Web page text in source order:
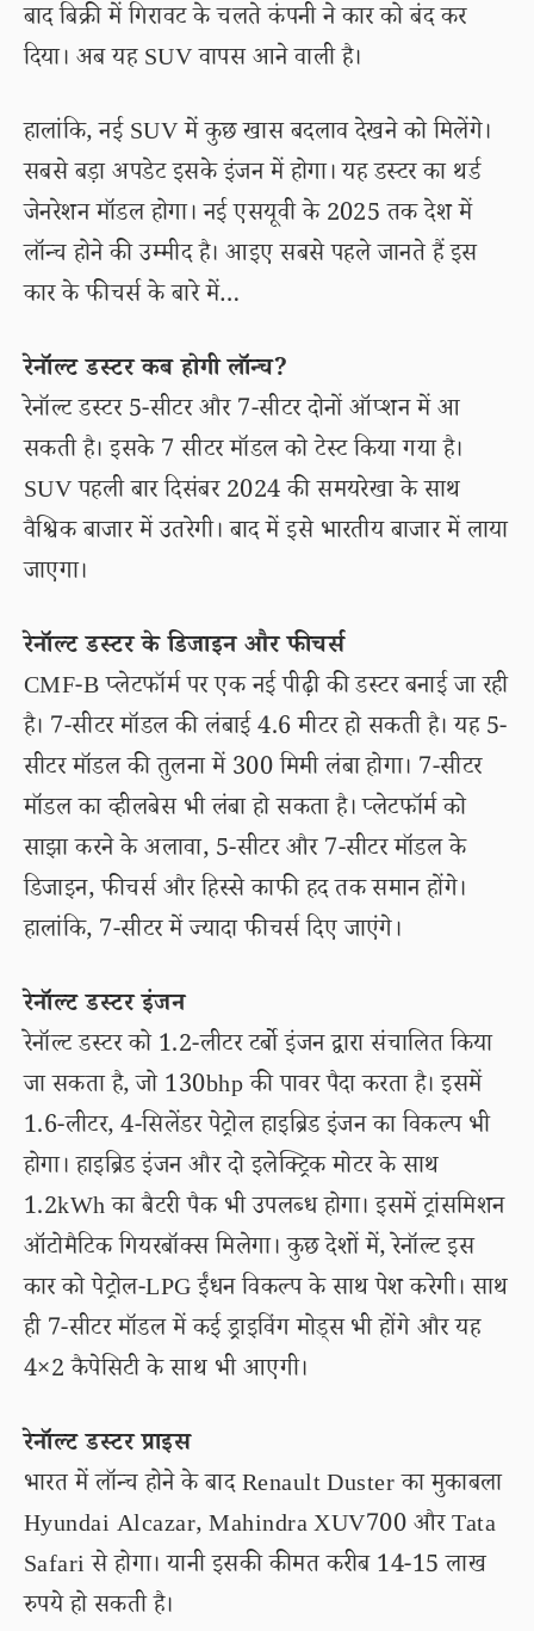
बाद बिक्री में गिरावट के चलते कंपनी ने कार को बंद कर
दिया। अब यह SUV वापस आने वाली है।
हालांकि, नई SUV में कुछ खास बदलाव देखने को मिलेंगे।
सबसे बड़ा अपडेट इसके इंजन में होगा। यह डस्टर का थर्ड
जेनरेशन मॉडल होगा। नई एसयूवी के 2025 तक देश में
लॉन्च होने की उम्मीद है। आइए सबसे पहले जानते हैं इस
कार के फीचर्स के बारे में…
रेनॉल्ट डस्टर कब होगी लॉन्च?
रेनॉल्ट डस्टर 5-सीटर और 7-सीटर दोनों ऑप्शन में आ
सकती है। इसके 7 सीटर मॉडल को टेस्ट किया गया है।
SUV पहली बार दिसंबर 2024 की समयरेखा के साथ
वैश्विक बाजार में उतरेगी। बाद में इसे भारतीय बाजार में लाया
जाएगा।
रेनॉल्ट डस्टर के डिजाइन और फीचर्स
CMF-B प्लेटफॉर्म पर एक नई पीढ़ी की डस्टर बनाई जा रही
है। 7-सीटर मॉडल की लंबाई 4.6 मीटर हो सकती है। यह 5-
सीटर मॉडल की तुलना में 300 मिमी लंबा होगा। 7-सीटर
मॉडल का व्हीलबेस भी लंबा हो सकता है। प्लेटफॉर्म को
साझा करने के अलावा, 5-सीटर और 7-सीटर मॉडल के
डिजाइन, फीचर्स और हिस्से काफी हद तक समान होंगे।
हालांकि, 7-सीटर में ज्यादा फीचर्स दिए जाएंगे।
रेनॉल्ट डस्टर इंजन
रेनॉल्ट डस्टर को 1.2-लीटर टर्बो इंजन द्वारा संचालित किया
जा सकता है, जो 130bhp की पावर पैदा करता है। इसमें
1.6-लीटर, 4-सिलेंडर पेट्रोल हाइब्रिड इंजन का विकल्प भी
होगा। हाइब्रिड इंजन और दो इलेक्ट्रिक मोटर के साथ
1.2kWh का बैटरी पैक भी उपलब्ध होगा। इसमें ट्रांसमिशन
ऑटोमैटिक गियरबॉक्स मिलेगा। कुछ देशों में, रेनॉल्ट इस
कार को पेट्रोल-LPG ईंधन विकल्प के साथ पेश करेगी। साथ
ही 7-सीटर मॉडल में कई ड्राइविंग मोड्स भी होंगे और यह
4×2 कैपेसिटी के साथ भी आएगी।
रेनॉल्ट डस्टर प्राइस
भारत में लॉन्च होने के बाद Renault Duster का मुकाबला
Hyundai Alcazar, Mahindra XUV700 और Tata
Safari से होगा। यानी इसकी कीमत करीब 14-15 लाख
रुपये हो सकती है।